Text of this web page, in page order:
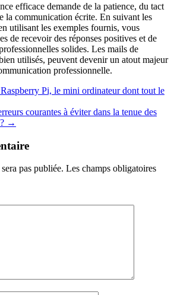
efficace demande de la patience, du tact
la communication écrite. En suivant les
utilisant les exemples fournis, vous
de recevoir des réponses positives et de
solides. Les mails de
utilisés, peuvent devenir un atout majeur
professionnelle.
Pi, le mini ordinateur dont tout le
courantes à éviter dans la tenue des
→
pas publiée. Les champs obligatoires